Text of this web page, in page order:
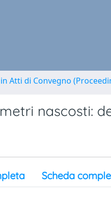
Atti di Convegno
nascosti:
Scheda